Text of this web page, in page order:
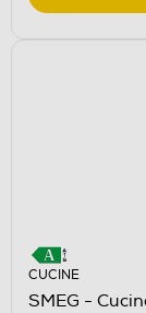
CUCINE
SMEG -